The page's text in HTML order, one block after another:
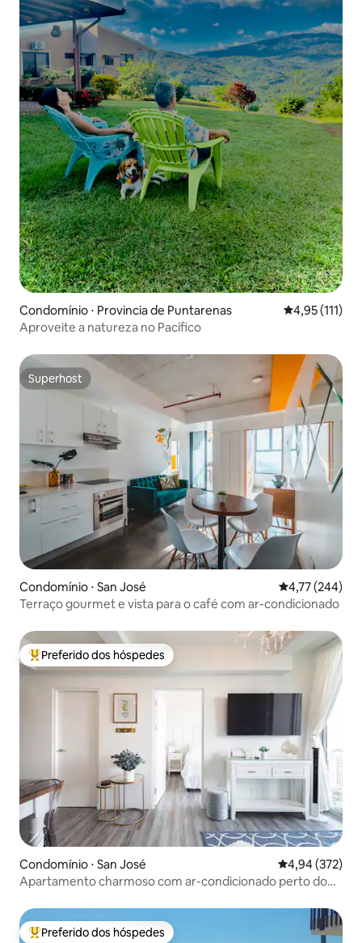
Condomínio ⋅ Provincia de Puntarenas 4,95 de uma
4,95 (111)
Aproveite a natureza no Pacífico
Superhost
Superhost
Condomínio ⋅ San José 4,77 de uma
4,77 (244)
Terraço gourmet e vista para o café com ar-condicionado
Entre os melhores preferidos dos hóspedes
Preferido dos hóspedes
Condomínio ⋅ San José 4,94 de uma
4,94 (372)
Apartamento charmoso com ar-condicionado perto do
Entre os melhores preferidos dos hóspedes
Preferido dos hóspedes